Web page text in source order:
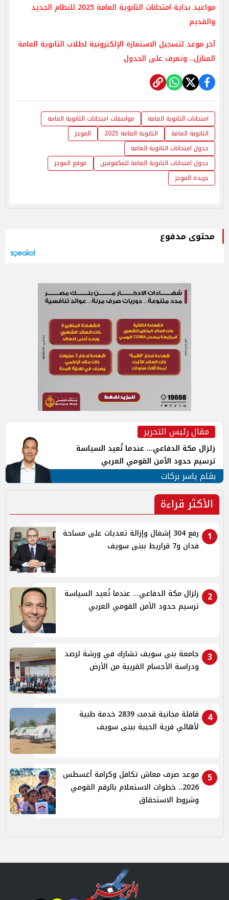
مواعيد بداية امتحانات الثانوية العامة 2025 للنظام الجديد
والقديم
آخر موعد لتسجيل الاستمارة الإلكترونية لطلاب الثانوية العامة
المنازل.. وتعرف على الجدول
امتحانات الثانوية العامة
مواصفات امتحانات الثانوية العامة
الثانوية العامة
الثانوية العامة 2025
الموجز
جدول امتحانات الثانوية العامة
جدول امتحانات الثانوية العامة للمكفوفين
موقع الموجز
جريدة الموجز
محتوى مدفوع
مقال رئيس التحرير
زلزال مكة الدفاعي... عندما تُعيد السياسة
ترسيم حدود الأمن القومي العربي
بقلم ياسر بركات
الأكثر قراءة
1
رفع 304 إشغال وإزالة تعديات على مساحة
فدان و7 قراريط ببنى سويف
2
زلزال مكة الدفاعي... عندما تُعيد السياسة
ترسيم حدود الأمن القومي العربي
3
جامعة بني سويف تشارك في ورشة لرصد
ودراسة الأجسام القريبة من الأرض
4
قافلة مجانية قدمت 2839 خدمة طبية
لأهالي قرية الحيبة ببنى سويف
5
موعد صرف معاش تكافل وكرامة أغسطس
2026.. خطوات الاستعلام بالرقم القومي
وشروط الاستحقاق